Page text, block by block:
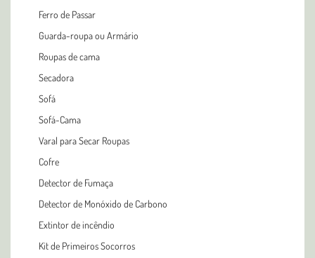
Ferro de Passar
Guarda-roupa ou Armário
Roupas de cama
Secadora
Sofá
Sofá-Cama
Varal para Secar Roupas
Cofre
Detector de Fumaça
Detector de Monóxido de Carbono
Extintor de incêndio
Kit de Primeiros Socorros